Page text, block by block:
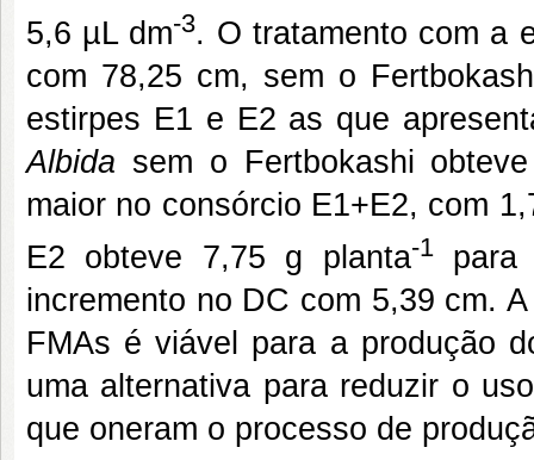
5,6 µL dm-3. O tratamento com a
com 78,25 cm, sem o
estirpes E1 e E2 as que
Albida sem o Fertbokashi
maior no consórcio E1+E2, com
E2 obteve 7,75 g planta-1para
incremento no DC com 5,39 cm.
FMAs é viável para a produção
uma alternativa para reduzir o
que oneram o processo de